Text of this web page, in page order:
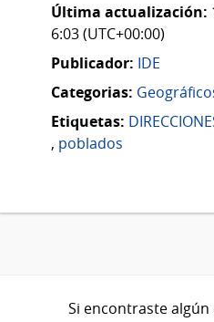
Última actualización:
6:03 (UTC+00:00)
Publicador: IDE
Categorias:
Etiquetas:
, poblados
Si encontraste